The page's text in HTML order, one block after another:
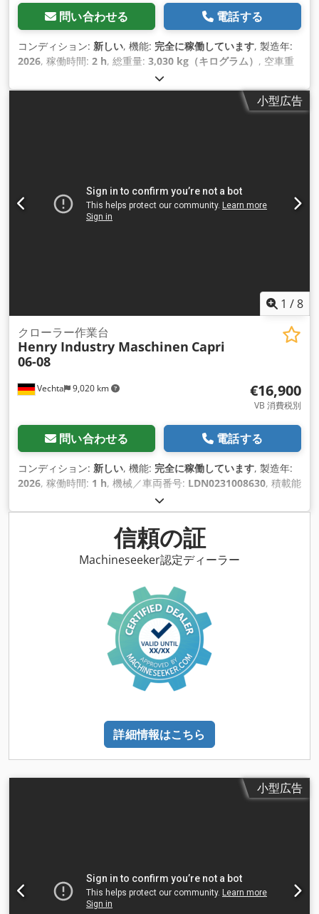
問い合わせる 電話する
コンディション: 新しい, 機能: 完全に稼働しています, 製造年:
2026, 稼働時間: 2 h, 総重量: 3,030 kg（キログラム） , 空車重
, 輸送長さ:
1,390 mm, 輸送高さ:2,010 mm, 燃料の種類:電気, タイヤの
, 色: 青, 最大積
2535mm 幅 1390mm 高さ 2665mm 折りたたみ時高さ
2010mm プラットフォーム寸法 2270x1105x1140mm プラッ
トフォーム延長 900mm 機械重量 3030kg 機械に内蔵された充
トラック 頑丈な構造 機械重量は、明るい色のキャタピラドラ
イブチェーンによって広い面積に分散され、接地圧を低減しま
す。その結果、耐荷重の低い繊細な床で の屋内使用に最適で
す。足跡を残さないノンマーキング・トラック 全地形対応トラ
ック式プラットフォーム、最大傾斜25 地面の障害物を克服可能
を強化 狭いスペースでも非常に高い操縦性 ACテクノロジーに
より、メンテナンスおよび整備コストが低い この広告は拘束力
のものです。すべての情報は誠意を持って提供されています。
誤記、入力ミス、先行販売は予約済みです。 付加価値税が表示
された請求書をお送りします。 追加料金で発送が可能です。
小型広告
1 /8
Vechta 9,020 km
クローラー作業台
Henry Industry Maschinen Capri
06-08
€16,900
VB 消費税別
問い合わせる 電話する
コンディション: 新しい, 機能: 完全に稼働しています, 製造年:
2026, 稼働時間: 1 h, 機械／車両番号: LDN0231008630, 積載能
, 揚程:
kg（キログラム）, 燃料の種類:電気, 駆動状態:100 パーセン
230 kg（キログラム）, 運転質量:
, チェーンの状態:100 パーセント
, 0 クローラー作業台 クローラー作業台 CAPRI
06-08 新しい機械 作業高さ 8メートル プラットフォームの高さ
6メートル 機械寸法 機械の長さ：2067mm 機械幅：1030mm
機械高さ 2183mm 高さプラットフォーム折り畳み時：
1832mm 長さプラットフォーム（格納） 1859mm プラットフ
ォームの長さ（伸長時） 2759mm プラットフォーム延長：
900mm プラットフォーム寸法：1859x810x1130m0 耐荷重：
230kg 耐荷重プラットフォーム延長：113kg ターニング・サー
クル・マシン: 0 m Cjdpjrig Ddefx Akqorf 駆動モーター 24V
バンテージ・カブリ・プラットフォーム ブランドメーカー製
ECU＆コントロールユニット搭載 改良型バッテリー搭載 完全
タピラドライブチェーンによって広い面積に分散され、接地圧
を低減します。その結果、耐荷重の低い繊細な床で の屋内使用
ロジーにより、メンテナンスおよび整備コストが低い この広告
は拘束力のあるオファーを構成するものではなく、あくまで説
明のためのものです。すべての情報は誠意を持って提供されて
信頼の証
Machineseeker認定ディーラー
詳細情報はこちら
小型広告